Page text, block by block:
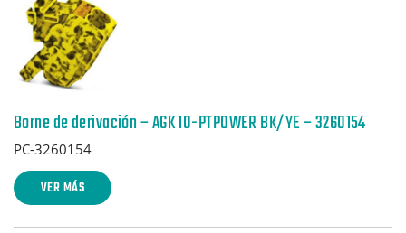
Borne de derivación – AGK 10-PTPOWER BK/YE – 3260154
PC-3260154
VER MÁS